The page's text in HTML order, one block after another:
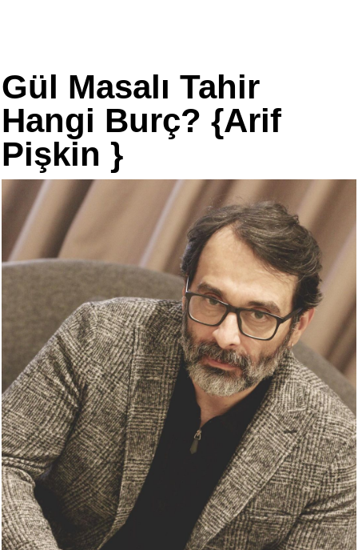
Gül Masalı Tahir
Hangi Burç? {Arif
Pişkin }